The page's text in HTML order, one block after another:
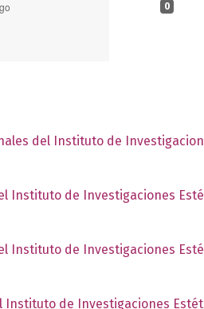
0
del Instituto de
Instituto de Investigaciones
Instituto de Investigaciones
Instituto de Investigaciones